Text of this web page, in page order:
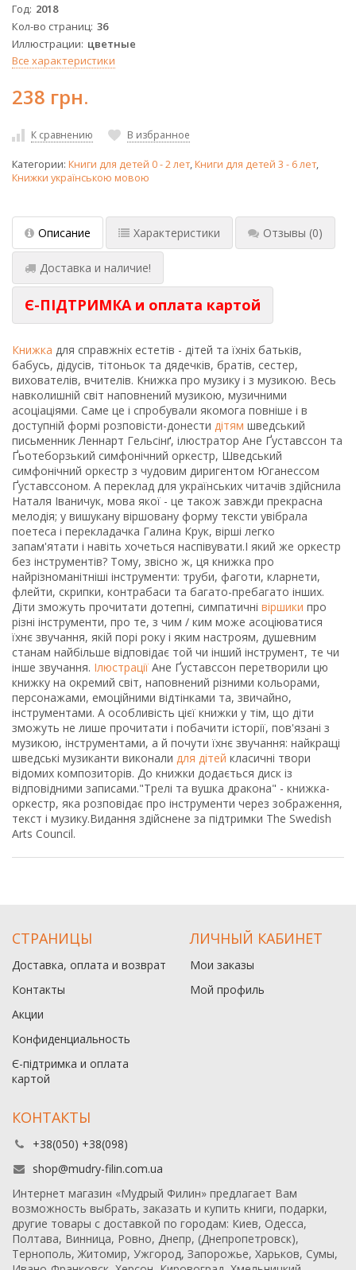
Год 2018
Кол-во страниц 36
Иллюстрации цветные
Все характеристики
238 грн.
К сравнению В избранное
Категории: Книги для детей 0 - 2 лет,Книги для детей 3 - 6 лет,
Книжки українською мовою
Описание Характеристики Отзывы (0)
Доставка и наличие!
Є-ПІДТРИМКА и оплата картой
Книжка для справжніх естетів - дітей та їхніх батьків,
бабусь, дідусів, тітоньок та дядечків, братів, сестер,
вихователів, вчителів. Книжка про музику і з музикою. Весь
навколишній світ наповнений музикою, музичними
асоціаціями. Саме це і спробували якомога повніше і в
доступній формі розповісти-донести дітям шведський
письменник Леннарт Гельсінґ, ілюстратор Ане Ґуставссон та
Ґьотеборзький симфонічний оркестр, Шведський
симфонічний оркестр з чудовим диригентом Юганессом
Ґуставссоном. А переклад для українських читачів здійснила
Наталя Іваничук, мова якої - це також завжди прекрасна
мелодія; у вишукану віршовану форму тексти увібрала
поетеса і перекладачка Галина Крук, вірші легко
запам'ятати і навіть хочеться наспівувати.І який же оркестр
без інструментів? Тому, звісно ж, ця книжка про
найрізноманітніші інструменти: труби, фаготи, кларнети,
флейти, скрипки, контрабаси та багато-пребагато інших.
Діти зможуть прочитати дотепні, симпатичні віршики про
різні інструменти, про те, з чим / ким може асоціюватися
їхнє звучання, якій порі року і яким настроям, душевним
станам найбільше відповідає той чи інший інструмент, те чи
інше звучання. Ілюстрації Ане Ґуставссон перетворили цю
книжку на окремий світ, наповнений різними кольорами,
персонажами, емоційними відтінками та, звичайно,
інструментами. А особливість цієї книжки у тім, що діти
зможуть не лише прочитати і побачити історії, пов'язані з
музикою, інструментами, а й почути їхнє звучання: найкращі
шведські музиканти виконали для дітей класичні твори
відомих композиторів. До книжки додається диск із
відповідними записами."Трелі та вушка дракона" - книжка-
оркестр, яка розповідає про інструменти через зображення,
текст і музику.Видання здійснене за підтримки The Swedish
Arts Council.
СТРАНИЦЫ
Доставка, оплата и возврат
Контакты
Акции
Конфиденциальность
Є-підтримка и оплата
картой
ЛИЧНЫЙ КАБИНЕТ
Мои заказы
Мой профиль
КОНТАКТЫ
+38(050) +38(098)
shop@mudry-filin.com.ua
Интернет магазин «Мудрый Филин» предлагает Вам
возможность выбрать, заказать и купить книги, подарки,
другие товары с доставкой по городам: Киев, Одесса,
Полтава, Винница, Ровно, Днепр, (Днепропетровск),
Тернополь, Житомир, Ужгород, Запорожье, Харьков, Сумы,